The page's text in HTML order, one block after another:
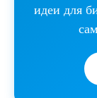
идеи для